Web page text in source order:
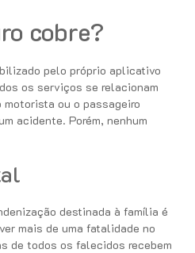
cobre?
pelo próprio aplicativo
os serviços se relacionam
ou o passageiro
acidente. Porém, nenhum
destinada à família é
mais de uma fatalidade no
de todos os falecidos recebem